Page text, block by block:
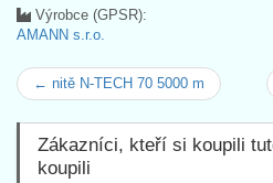
Výrobce (GPSR):
AMANN s.r.o.
← nitě N-TECH 70 5000 m
Zákazníci, kteří si koupili
koupili